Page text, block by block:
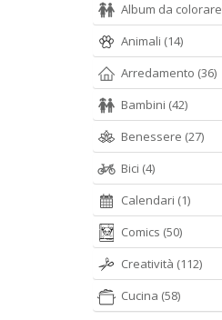
Album da colorare
Animali (14)
Arredamento (36)
Bambini (42)
Benessere (27)
Bici (4)
Calendari (1)
Comics (50)
Creatività (112)
Cucina (58)